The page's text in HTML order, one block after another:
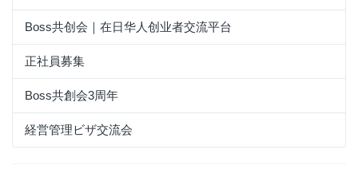
Boss共创会｜在日华人创业者交流平台
正社員募集
Boss共創会3周年
経営管理ビザ交流会